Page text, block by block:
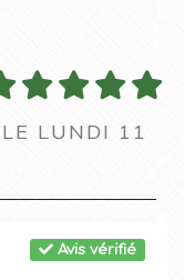
LUNDI 11
Avis vérifié